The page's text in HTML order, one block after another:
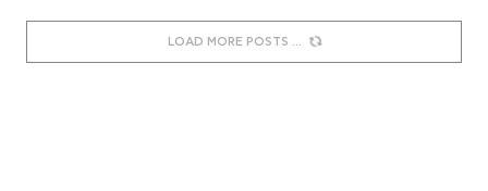
LOAD MORE POSTS